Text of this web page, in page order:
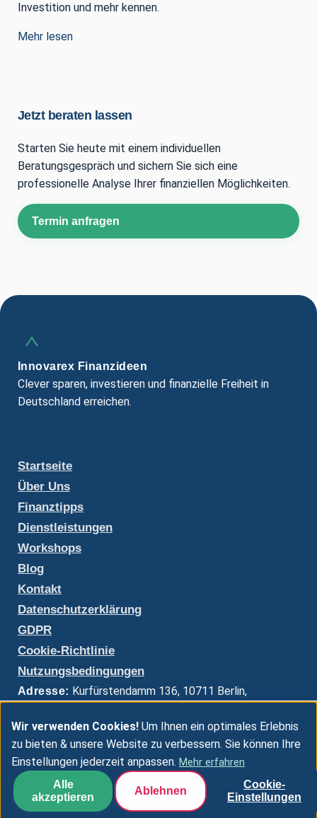
Investition und mehr kennen.
Mehr lesen
Jetzt beraten lassen
Starten Sie heute mit einem individuellen
Beratungsgespräch und sichern Sie sich eine
professionelle Analyse Ihrer finanziellen Möglichkeiten.
Termin anfragen
Innovarex Finanzideen
Clever sparen, investieren und finanzielle Freiheit in
Deutschland erreichen.
Startseite
Über Uns
Finanztipps
Dienstleistungen
Workshops
Blog
Kontakt
Datenschutzerklärung
GDPR
Cookie-Richtlinie
Nutzungsbedingungen
Adresse: Kurfürstendamm 136, 10711 Berlin,
Email: kontakt@innovarex.net
Öffnungszeiten:Mo-Fr: 9:00-18:00, Sa: 10:00-14:00
Wir verwenden Cookies! Um Ihnen ein optimales Erlebnis
zu bieten & unsere Website zu verbessern. Sie können Ihre
Einstellungen jederzeit anpassen. Mehr erfahren
Alle
akzeptieren
Ablehnen
Cookie-
Einstellungen